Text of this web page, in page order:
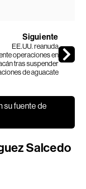
Siguiente
EE.UU. reanuda
operaciones en
tras suspender
de aguacate
su fuente de
Salcedo